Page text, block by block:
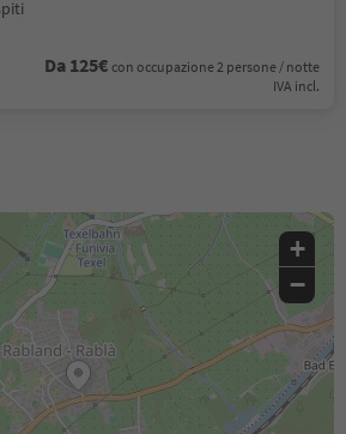
Da 125€ con occupazione 2 persone / notte
IVA incl.
+
−